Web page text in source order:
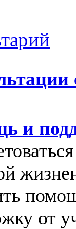
и
от